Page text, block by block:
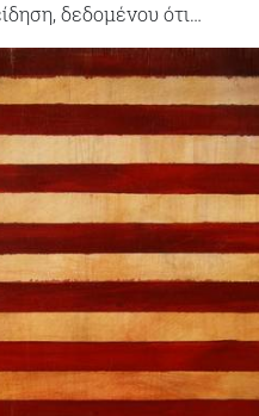
δεδομένου ότι…